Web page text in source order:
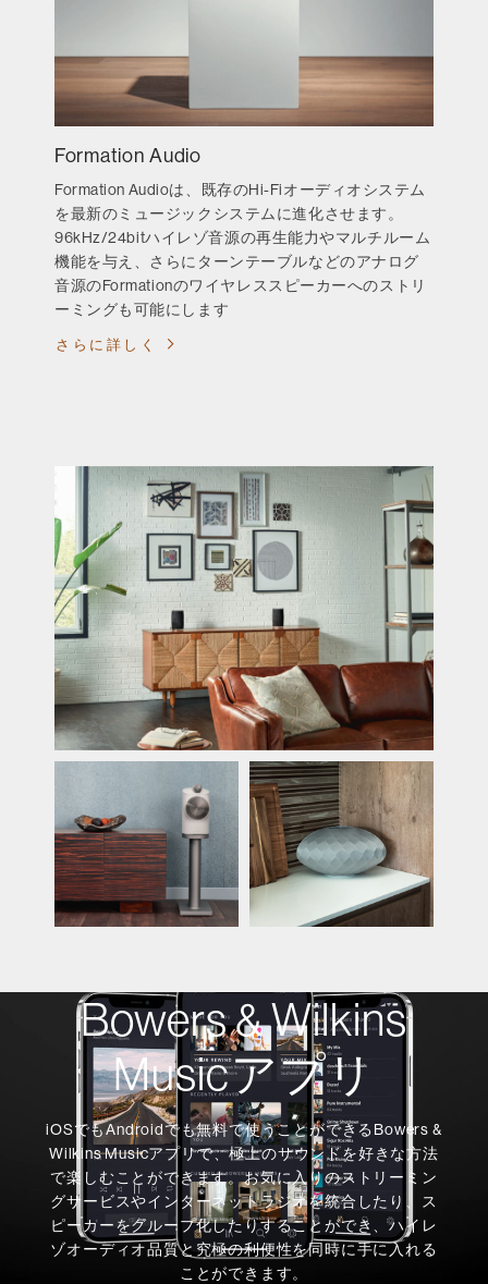
Formation Audio
Formation Audioは、既存のHi-Fiオーディオシステム
を最新のミュージックシステムに進化させます。
96kHz/24bitハイレゾ音源の再生能力やマルチルーム
機能を与え、さらにターンテーブルなどのアナログ
音源のFormationのワイヤレススピーカーへのストリ
ーミングも可能にします
さらに詳しく
Bowers & Wilkins
Musicアプリ
iOSでもAndroidでも無料で使うことができるBowers &
Wilkins Musicアプリで、極上のサウンドを好きな方法
で楽しむことができます。お気に入りのストリーミン
グサービスやインターネットラジオを統合したり、ス
ピーカーをグループ化したりすることができ、ハイレ
ゾオーディオ品質と究極の利便性を同時に手に入れる
ことができます。